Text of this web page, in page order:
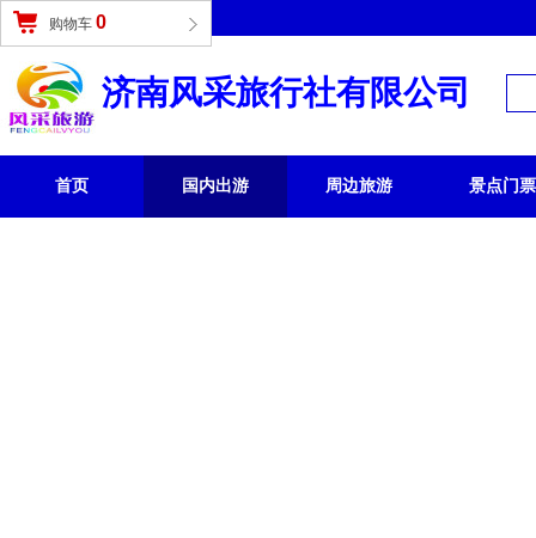
济南风采旅行社有限公司
购物车 0
登录 | 免费注册
首页 国内出游 周边旅游 景点门票